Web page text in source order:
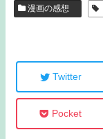
漫画の感想
Twitter
Pocket